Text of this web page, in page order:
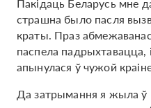
страшна было пасля
краты. Праз
паспела падрыхтавацца,
апынулася ў чужой
Да затрымання я жыла ў